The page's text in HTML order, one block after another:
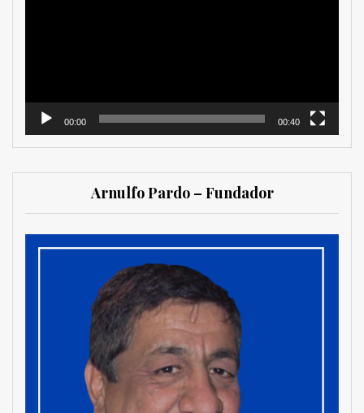
00:00 00:40
Arnulfo Pardo – Fundador